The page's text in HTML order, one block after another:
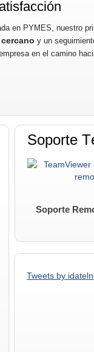
en PYMES, nuestro
y un
en el camino
Soporte
Soporte
Tweets by